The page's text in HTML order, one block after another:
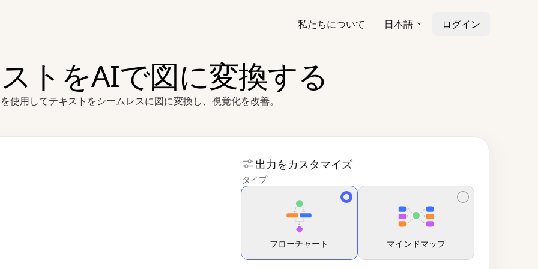
私たちについて 日本語 ログイン
トをAIで図に変換する
使用してテキストをシームレスに図に変換し、視覚化を改善。
出力をカスタマイズ
タイプ
フローチャート マインドマップ